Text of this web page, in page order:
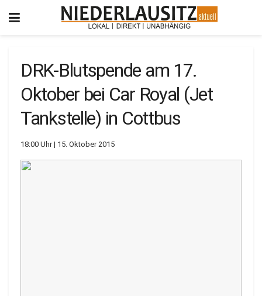
DRK-Blutspende am 17.
Oktober bei Car Royal (Jet
Tankstelle) in Cottbus
18:00 Uhr | 15. Oktober 2015